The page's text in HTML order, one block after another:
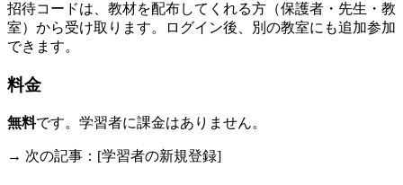
招待コードは、教材を配布してくれる方（保護者・先生・教
室）から受け取ります。ログイン後、別の教室にも追加参加
できます。
料金
無料です。学習者に課金はありません。
→ 次の記事：[学習者の新規登録]